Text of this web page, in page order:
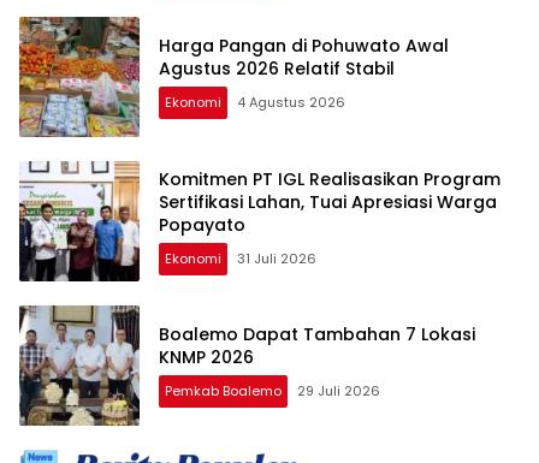
Harga Pangan di Pohuwato Awal
Agustus 2026 Relatif Stabil
Ekonomi 4 Agustus 2026
Komitmen PT IGL Realisasikan Program
Sertifikasi Lahan, Tuai Apresiasi Warga
Popayato
Ekonomi 31 Juli 2026
Boalemo Dapat Tambahan 7 Lokasi
KNMP 2026
Pemkab Boalemo 29 Juli 2026